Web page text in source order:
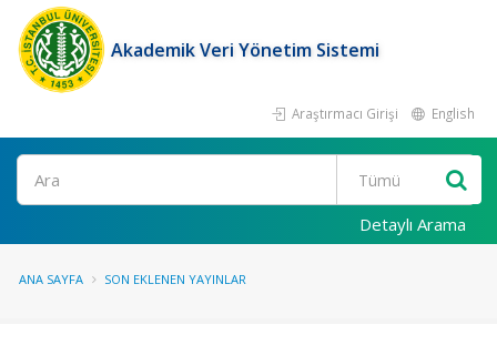
Akademik Veri Yönetim Sistemi
Araştırmacı Girişi English
Ara
Detaylı Arama
ANA SAYFA SON EKLENEN YAYINLAR